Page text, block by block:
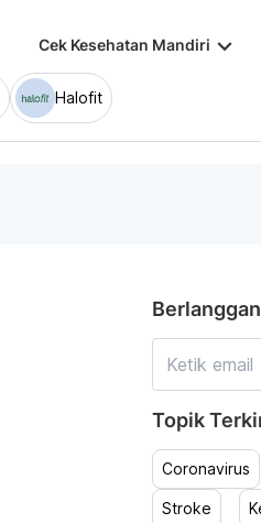
Cek Kesehatan Mandiri keyboard_arrow_down
Halofit
Topik
Coronavirus
Stroke